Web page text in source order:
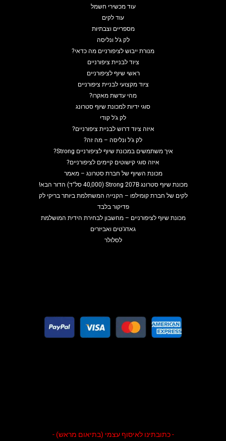
עוד מכשירי חשמל
עוד לקים
מספריים וצבתיות
לק ג'ל ונליסה
מנורת ייבוש לציפורניים מה כדאי?
ציוד לבניית ציפורניים
ראשי שיוף לציפורניים
ציוד מקצועי לבניית ציפורניים
מהי עדשת מאקרו?
סוגי ידיות למכונת שיוף סטרונג
לק ג'ל קודי
איזה ציוד דרוש לבניית ציפורניים?
לק ג'ל ונליסה – מה זה?
איך משתמשים במכונת שיוף לציפורניים Strong?
איזה סוגי קישוטים קיימים לציפורניים?
מכונת השיוף של חברת סטרונג – מאמר
מכונת שיוף סטרונג Strong 207B (40,000 סל"ד) הדור הבא!
לקים של חברת קומילפו – הקנייה המשתלמת ביותר בריקי לק
פדיקור בלבד
מכונת שיוף לציפורניים – מחשבון לבחירת הידית המושלמת
גאדג'טים ואביזרים
לסלולר
- כתובתינו לאיסוף עצמי (בתיאום מראש) -